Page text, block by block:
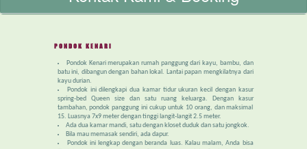
PONDOK KENARI
Pondok Kenari merupakan rumah panggung dari kayu, bambu, dan
batu ini, dibangun dengan bahan lokal. Lantai papan mengkilatnya dari
kayu durian.
Pondok ini dilengkapi dua kamar tidur ukuran kecil dengan kasur
spring-bed Queen size dan satu ruang keluarga. Dengan kasur
tambahan, pondok panggung ini cukup untuk 10 orang, dan maksimal
15. Luasnya 7x9 meter dengan tinggi langit-langit 2.5 meter.
Ada dua kamar mandi, satu dengan kloset duduk dan satu jongkok.
Bila mau memasak sendiri, ada dapur.
Pondok ini lengkap dengan beranda luas. Kalau malam, Anda bisa